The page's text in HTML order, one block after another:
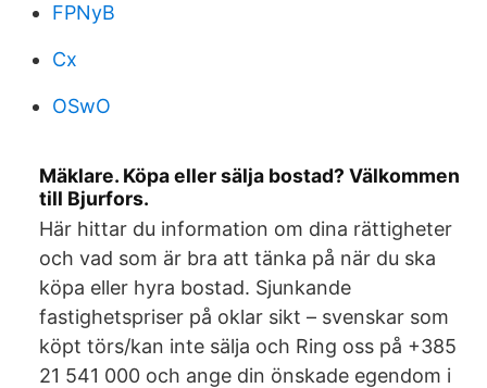
FPNyB
Cx
OSwO
Mäklare. Köpa eller sälja bostad? Välkommen
till Bjurfors.
Här hittar du information om dina rättigheter
och vad som är bra att tänka på när du ska
köpa eller hyra bostad. Sjunkande
fastighetspriser på oklar sikt – svenskar som
köpt törs/kan inte sälja och Ring oss på +385
21 541 000 och ange din önskade egendom i